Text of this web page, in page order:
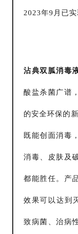
2023年9月已实
沾典双胍消毒
酸盐杀菌广谱
的安全环保的
既能创面消毒
消毒、皮肤及
都能胜任。产
效果可以达到
致病菌、治病